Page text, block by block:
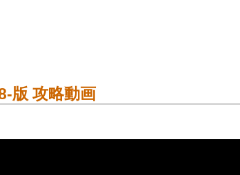
版 攻略動画